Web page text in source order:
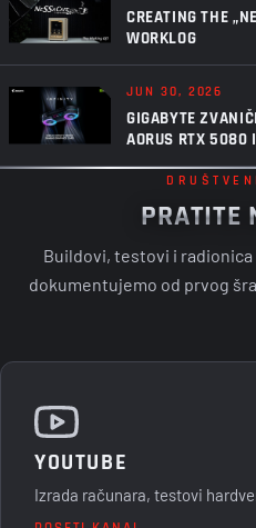
CREATING THE
WORKLOG
JUN 30, 2026
GIGABYTE
AORUS RTX 5080
INFINITY WOOD
PRATITE
Buildovi, testovi i
dokumentujemo od prvog
YOUTUBE
Izrada računara, testovi